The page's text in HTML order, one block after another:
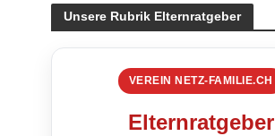
Unsere Rubrik Elternratgeber
VEREIN NETZ-FAMILIE.CH
Elternratgeber